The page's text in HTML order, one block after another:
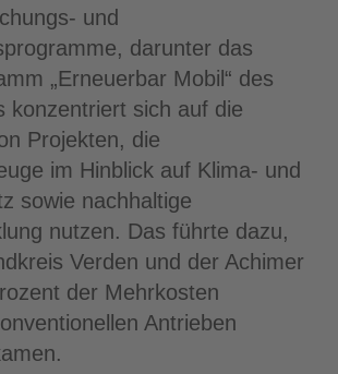
und
darunter das
„Erneuerbar Mobil“ des
konzentriert sich auf die
Projekten, die
im Hinblick auf Klima- und
sowie nachhaltige
nutzen. Das führte dazu,
Verden und der Achimer
der Mehrkosten
Antrieben